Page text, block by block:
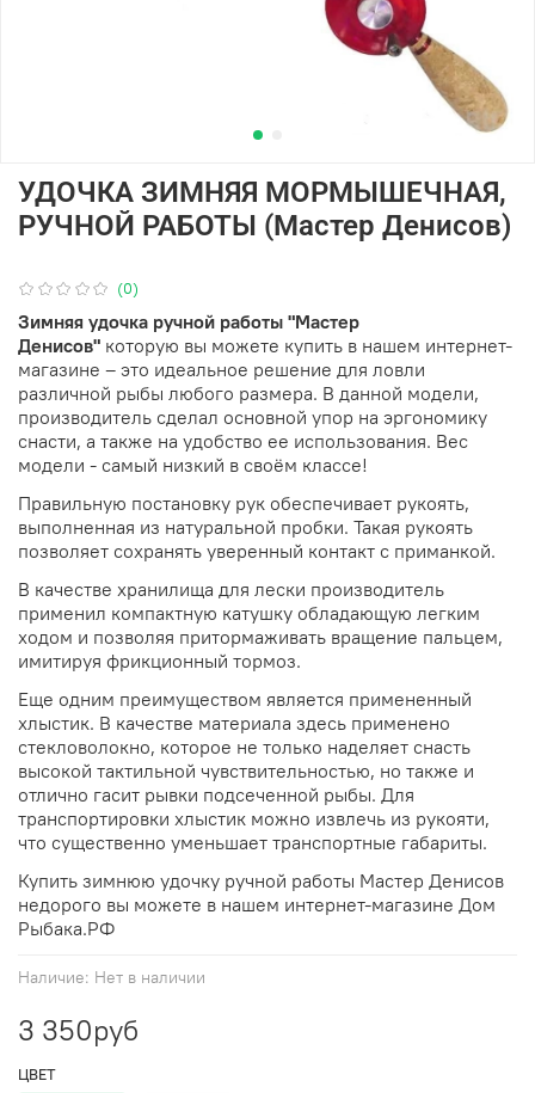
(0)
Наличие: Нет в наличии
УДОЧКА ЗИМНЯЯ МОРМЫШЕЧНАЯ,
РУЧНОЙ РАБОТЫ (Мастер Денисов)
3 350руб
ЦВЕТ
Зимняя удочка ручной работы "Мастер
Денисов" которую вы можете купить в нашем интернет-
магазине – это идеальное решение для ловли
различной рыбы любого размера. В данной модели,
производитель сделал основной упор на эргономику
снасти, а также на удобство ее использования. Вес
модели - самый низкий в своём классе!
Правильную постановку рук обеспечивает рукоять,
выполненная из натуральной пробки. Такая рукоять
позволяет сохранять уверенный контакт с приманкой.
В качестве хранилища для лески производитель
применил компактную катушку обладающую легким
ходом и позволяя притормаживать вращение пальцем,
имитируя фрикционный тормоз.
Еще одним преимуществом является примененный
хлыстик. В качестве материала здесь применено
стекловолокно, которое не только наделяет снасть
высокой тактильной чувствительностью, но также и
отлично гасит рывки подсеченной рыбы. Для
транспортировки хлыстик можно извлечь из рукояти,
что существенно уменьшает транспортные габариты.
Купить зимнюю удочку ручной работы Мастер Денисов
недорого вы можете в нашем интернет-магазине Дом
Рыбака.РФ